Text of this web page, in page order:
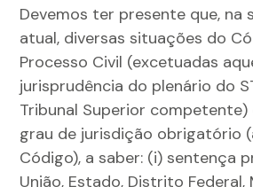
Devemos ter presente que, na
atual, diversas situações do
Processo Civil (excetuadas
jurisprudência do plenário do
Tribunal Superior competente)
grau de jurisdição obrigatório
Código), a saber: (i) sentença
União, Estado, Distrito Federal,